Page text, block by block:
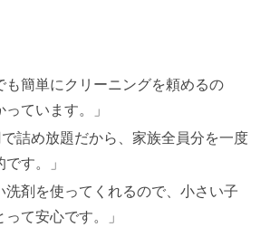
も簡単にクリーニングを頼めるの
ています。」
で詰め放題だから、家族全員分を一度
す。」
洗剤を使ってくれるので、小さい子
て安心です。」